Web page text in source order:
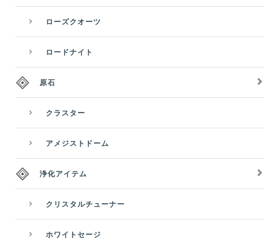
ローズクオーツ
ロードナイト
原石
クラスター
アメジストドーム
浄化アイテム
クリスタルチューナー
ホワイトセージ